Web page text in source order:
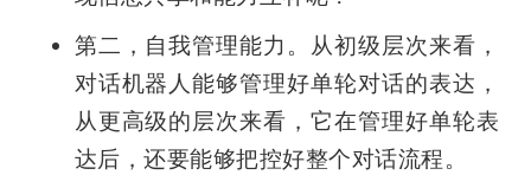
第二，自我管理能力。从初级层次来看，
对话机器人能够管理好单轮对话的表达，
从更高级的层次来看，它在管理好单轮表
达后，还要能够把控好整个对话流程。